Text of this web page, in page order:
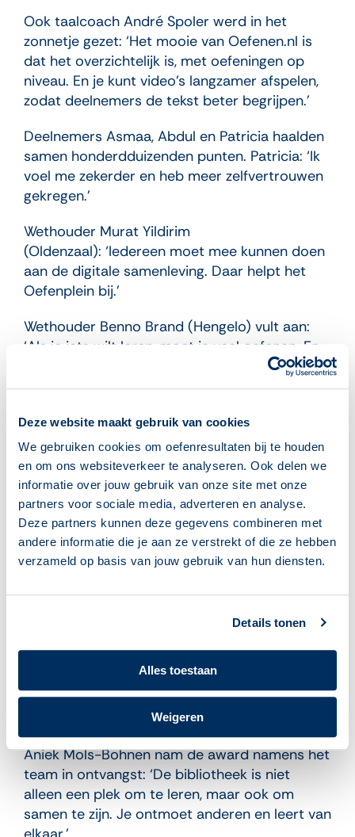
Deze website maakt gebruik van cookies
We gebruiken cookies om oefenresultaten bij te houden
en om ons websiteverkeer te analyseren. Ook delen we
informatie over jouw gebruik van onze site met onze
partners voor sociale media, adverteren en analyse.
Deze partners kunnen deze gegevens combineren met
andere informatie die je aan ze verstrekt of die ze hebben
verzameld op basis van jouw gebruik van hun diensten.
Details tonen
Alles toestaan
Weigeren
Ook taalcoach André Spoler werd in het
zonnetje gezet: ‘Het mooie van Oefenen.nl is
dat het overzichtelijk is, met oefeningen op
niveau. En je kunt video’s langzamer afspelen,
zodat deelnemers de tekst beter begrijpen.’
Deelnemers Asmaa, Abdul en Patricia haalden
samen honderdduizenden punten. Patricia: ‘Ik
voel me zekerder en heb meer zelfvertrouwen
gekregen.’
Wethouder Murat Yildirim
(Oldenzaal): ‘Iedereen moet mee kunnen doen
aan de digitale samenleving. Daar helpt het
Oefenplein bij.’
Wethouder Benno Brand (Hengelo) vult aan:
‘Als je iets wilt leren, moet je veel oefenen. En
SCHUNCK Heerlen – winnaar categorie M
In de categorie M gaat de Oefenen.nl Award
samen bouwen aan een plek waar leren en
Deelnemer Margriet straalt: ‘Ik heb alles
geoefend. Het is hier ontzettend gezellig, de
begeleiding is goed en ik leer telkens bij.’
Aniek Mols-Bohnen nam de award namens het
team in ontvangst: ‘De bibliotheek is niet
alleen een plek om te leren, maar ook om
samen te zijn. Je ontmoet anderen en leert van